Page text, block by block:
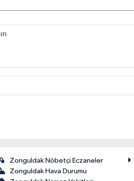
Zonguldak Nöbetçi Eczaneler
Zonguldak Hava Durumu